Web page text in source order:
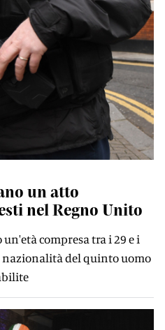
un atto
nel Regno Unito
compresa tra i 29 e i
nazionalità del quinto uomo